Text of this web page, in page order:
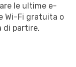
le ultime e-
Wi-Fi gratuita o
di partire.